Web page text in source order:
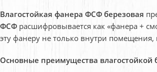
Влагостойкая фанера ФСФ березовая
ФСФ расшифровывается как «фанера +
эту фанеру не только внутри
Основные преимущества